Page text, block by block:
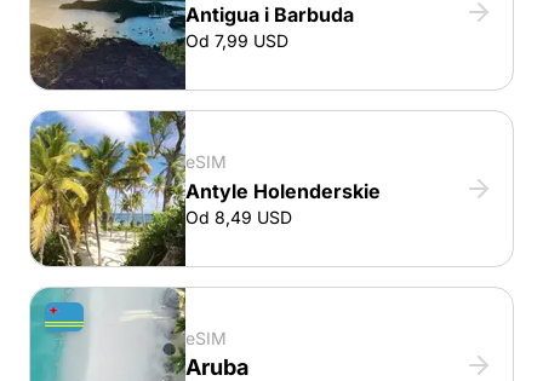
Antigua i Barbuda
Od 7,99 USD
eSIM
Antyle Holenderskie
Od 8,49 USD
eSIM
Aruba